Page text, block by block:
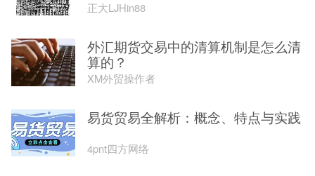
正大LJHin88
外汇期货交易中的清算机制是怎么清
算的？
XM外贸操作者
易货贸易全解析：概念、特点与实践
4pnt四方网络